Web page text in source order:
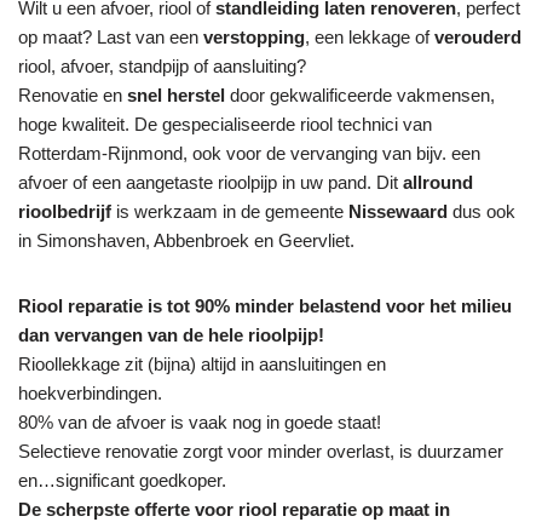
Wilt u een afvoer, riool ofstandleiding laten renoveren, perfect
op maat? Last van een verstopping, een lekkage ofverouderd
riool, afvoer, standpijp of aansluiting?
Renovatie en snel herstel door gekwalificeerde vakmensen,
hoge kwaliteit. De gespecialiseerde riool technici van
Rotterdam-Rijnmond, ook voor de vervanging van bijv. een
afvoer of een aangetaste rioolpijp in uw pand. Dit allround
rioolbedrijf is werkzaam in de gemeente Nissewaard dus ook
in Simonshaven, Abbenbroek en Geervliet.
Riool reparatie is tot 90% minder belastend voor het milieu
dan vervangen van de hele rioolpijp!
Rioollekkage zit (bijna) altijd in aansluitingen en
hoekverbindingen.
80% van de afvoer is vaak nog in goede staat!
Selectieve renovatie zorgt voor minder overlast, is duurzamer
en…significant goedkoper.
De scherpste offerte voor riool reparatie op maat in